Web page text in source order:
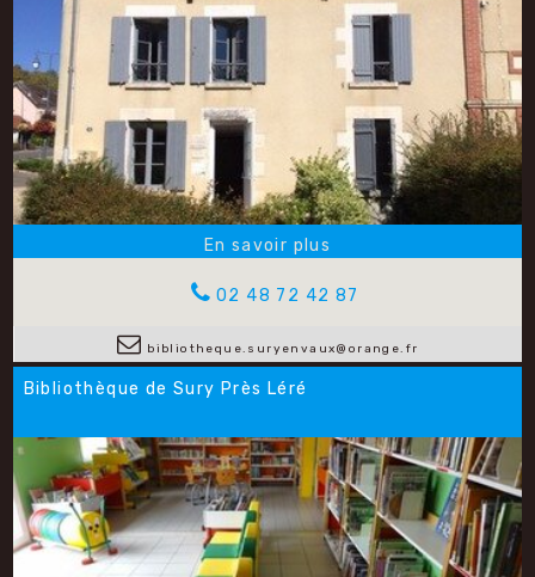
02 48 72 42 87
bibliotheque.suryenvaux@orange.fr
Bibliothèque de Sury Près Léré